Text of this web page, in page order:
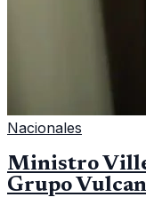
Nacionales
Ministro
Grupo